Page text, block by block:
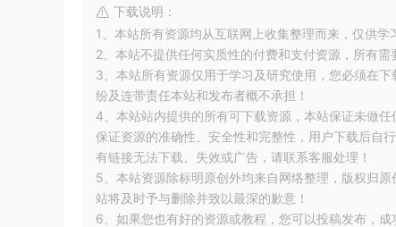
下载说明：
1、本站所有资源均从互联网上收集整理而来，仅供
2、本站不提供任何实质性的付费和支付资源，所有
3、本站所有资源仅用于学习及研究使用，您必须在
纷及连带责任本站和发布者概不承担！
4、本站站内提供的所有可下载资源，本站保证未做
保证资源的准确性、安全性和完整性，用户下载后自
有链接无法下载、失效或广告，请联系客服处理！
5、本站资源除标明原创外均来自网络整理，版权归
站将及时予与删除并致以最深的歉意！
6、如果您也有好的资源或教程，您可以投稿发布，成